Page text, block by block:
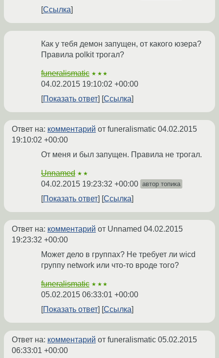
Ссылка
Как у тебя демон запущен, от какого юзера?
Правила polkit трогал?
funeralismatic ★★★
04.02.2015 19:10:02 +00:00
Показать ответ
Ссылка
Ответ на: комментарий от funeralismatic 04.02.2015
19:10:02 +00:00
От меня и был запущен. Правила не трогал.
Unnamed ★★
04.02.2015 19:23:32 +00:00 автор топика
Показать ответ Ссылка
Ответ на: комментарий от Unnamed 04.02.2015
19:23:32 +00:00
Может дело в группах? Не требует ли wicd
группу network или что-то вроде того?
funeralismatic ★★★
05.02.2015 06:33:01 +00:00
Показать ответ
Ссылка
Ответ на: комментарий от funeralismatic 05.02.2015
06:33:01 +00:00